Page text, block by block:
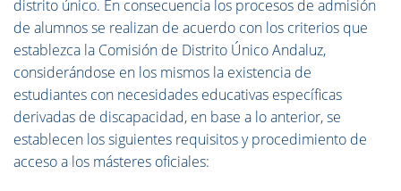
distrito único. En consecuencia los procesos de admisión
de alumnos se realizan de acuerdo con los criterios que
establezca la Comisión de Distrito Único Andaluz,
considerándose en los mismos la existencia de
estudiantes con necesidades educativas específicas
derivadas de discapacidad, en base a lo anterior, se
establecen los siguientes requisitos y procedimiento de
acceso a los másteres oficiales: